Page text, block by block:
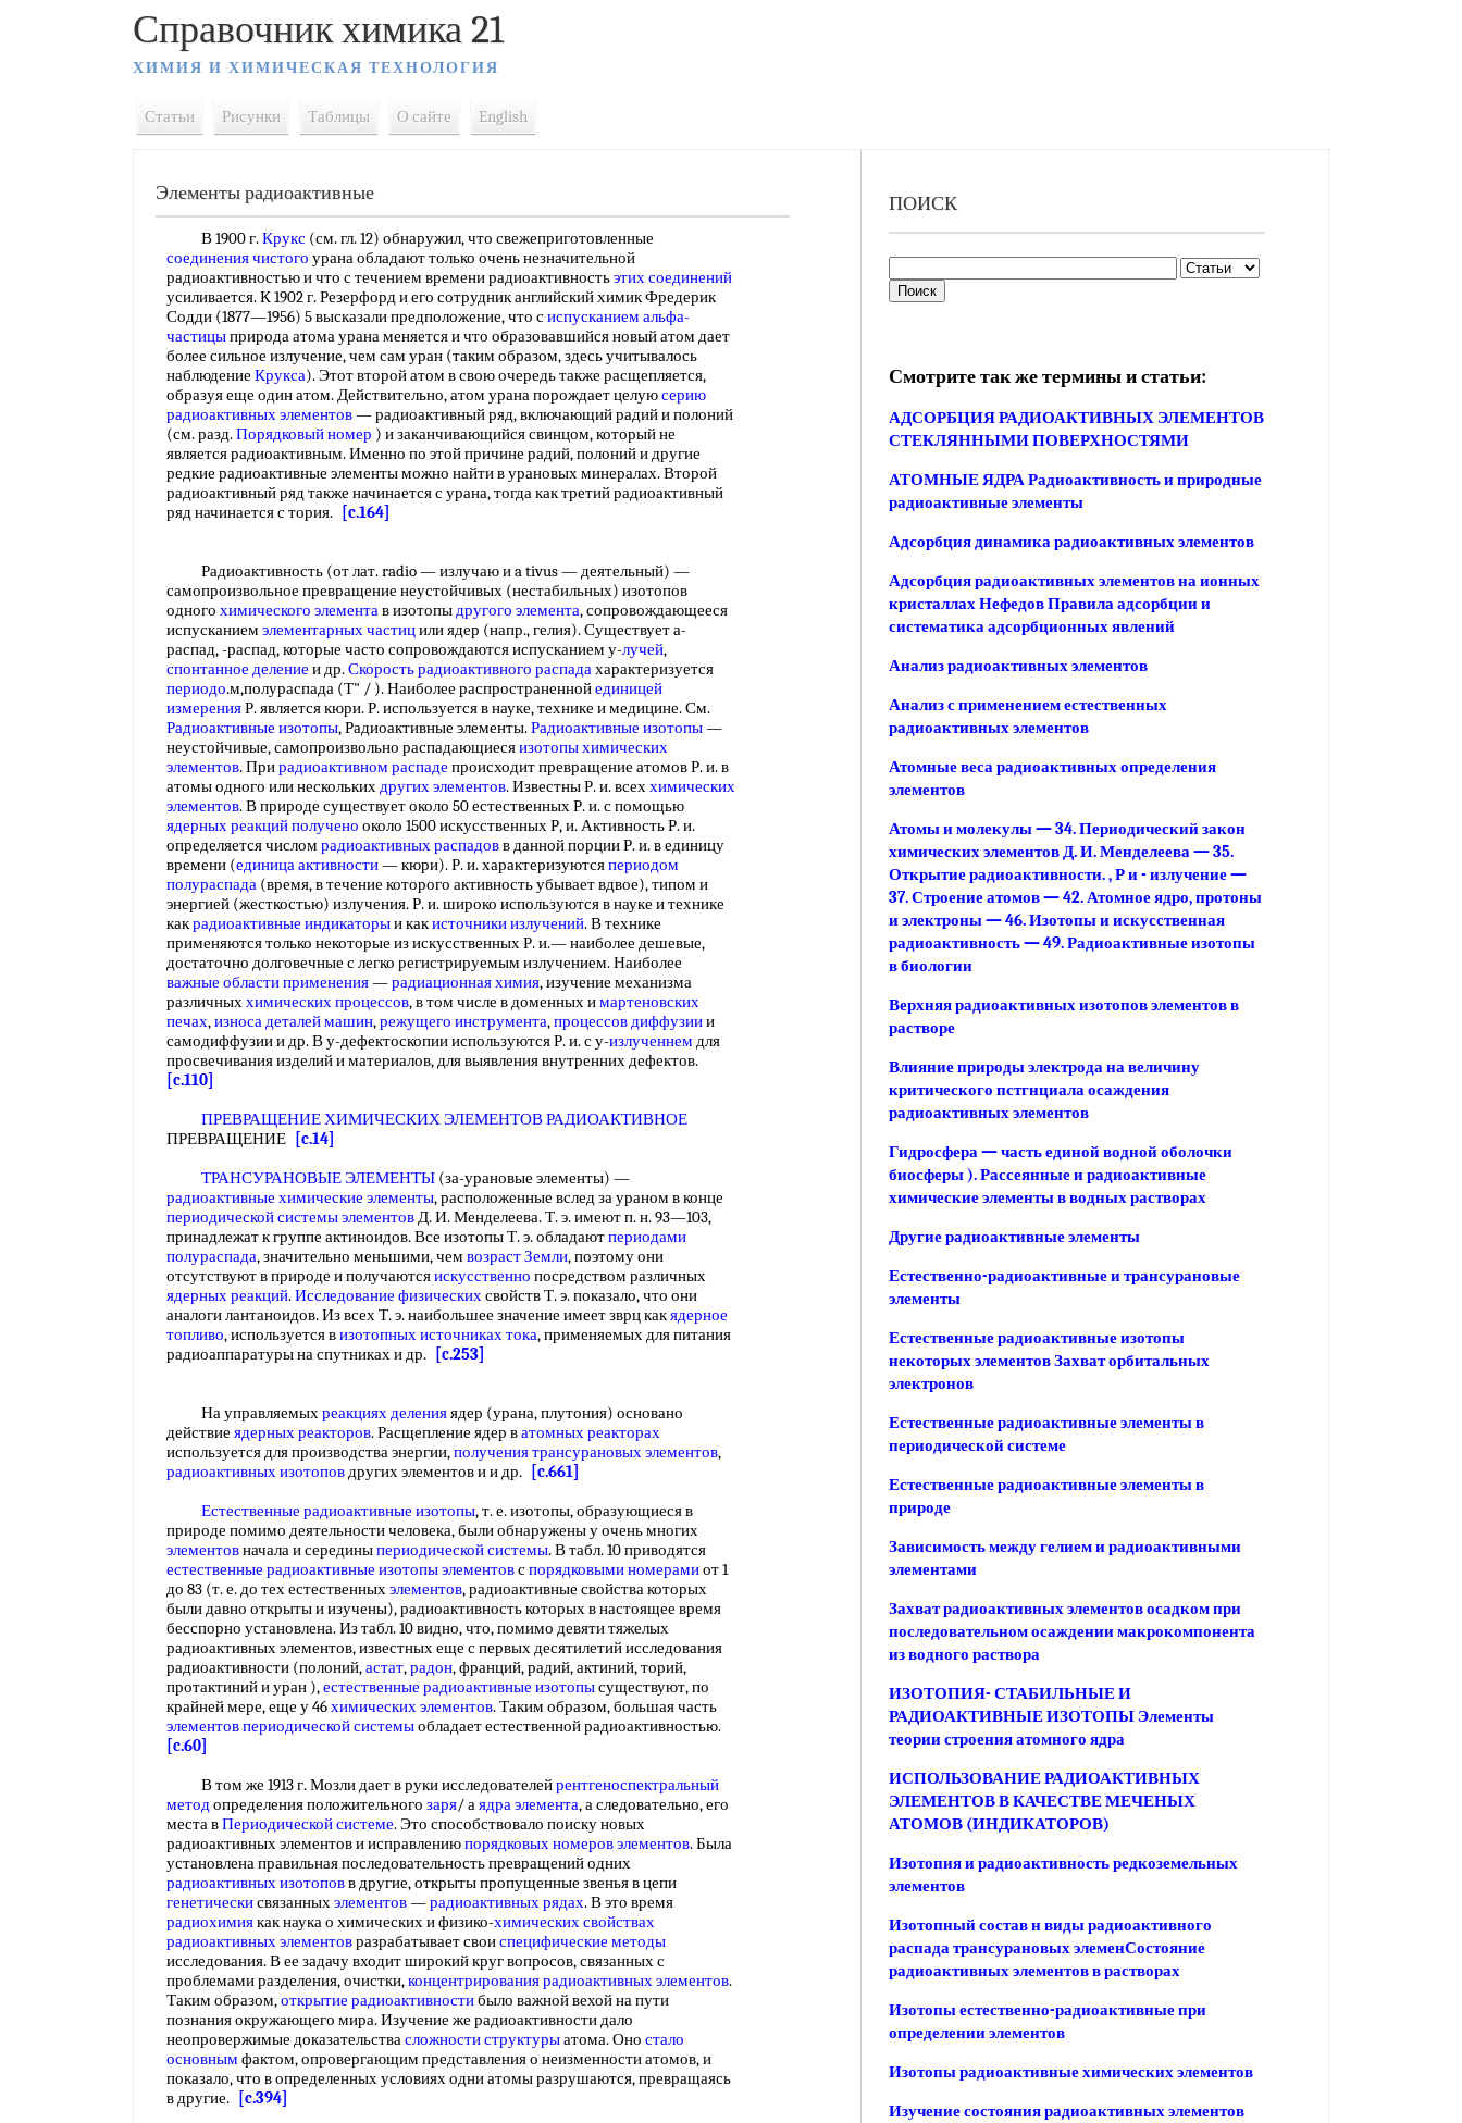
Справочник химика 21
ХИМИЯ И ХИМИЧЕСКАЯ ТЕХНОЛОГИЯ
Статьи Рисунки Таблицы О сайте English
Элементы радиоактивные
В 1900 г.Крукс (см. гл. 12) обнаружил, что свежеприготовленные
соединения чистого урана обладают только очень незначительной
радиоактивностью и что с течением времени радиоактивностьэтих соединений
усиливается. К 1902 г. Резерфорд и его сотрудник английский химик Фредерик
Содди (1877—1956) 5 высказали предположение, что сиспусканием альфа-
частицыприрода атома урана меняется и что образовавшийся новый атом дает
более сильное излучение, чем сам уран (таким образом, здесь учитывалось
наблюдение Крукса). Этот второй атом в свою очередь также расщепляется,
образуя еще один атом. Действительно, атом урана порождает целуюсерию
радиоактивныхэлементов— радиоактивный ряд, включающий радий и полоний
(см. разд.Порядковый номер ) и заканчивающийся свинцом, который не
является радиоактивным. Именно по этой причине радий, полоний и другие
редкие радиоактивные элементы можно найти в урановых минералах. Второй
радиоактивный ряд также начинается с урана, тогда как третий радиоактивный
ряд начинается с тория.
[c.164]
Радиоактивность (от лат. radio — излучаю и a tivus — деятельный) —
самопроизвольное превращение неустойчивых (нестабильных) изотопов
одного химического элементав изотопыдругого элемента, сопровождающееся
испусканием элементарных частицили ядер (напр., гелия). Существует а-
распад, -распад, которые часто сопровождаются испусканием у-лучей,
спонтанное деление и др.Скорость радиоактивного распадахарактеризуется
периодо.м,полураспада (Т" / ). Наиболее распространеннойединицей
измеренияР. является кюри. Р. используется в науке, технике и медицине. См.
Радиоактивные изотопы, Радиоактивные элементы.Радиоактивные изотопы—
неустойчивые, самопроизвольно распадающиесяизотопы химических
элементов. Прирадиоактивном распаде происходит превращение атомов Р. и. в
атомы одного или несколькихдругих элементов. Известны Р. и. всеххимических
элементов. В природе существует около 50 естественных Р. и. с помощью
ядерных реакций получено около 1500 искусственных Р, и. Активность Р. и.
определяется числом радиоактивных распадовв данной порции Р. и. в единицу
времени (единица активности— кюри). Р. и. характеризуютсяпериодом
полураспада (время, в течение которого активность убывает вдвое), типом и
энергией (жесткостью) излучения. Р. и. широко используются в науке и технике
какрадиоактивные индикаторыи какисточники излучений. В технике
применяются только некоторые из искусственных Р. и.— наиболее дешевые,
достаточно долговечные с легко регистрируемым излучением. Наиболее
важные области применения—радиационная химия, изучение механизма
различныххимических процессов, в том числе в доменных имартеновских
печах,износа деталей машин,режущего инструмента,процессов диффузиии
самодиффузии и др. В у-дефектоскопии используются Р. и. с у-излученнем для
просвечивания изделий и материалов, для выявления внутренних дефектов.
[c.110]
ПРЕВРАЩЕНИЕ ХИМИЧЕСКИХ ЭЛЕМЕНТОВ РАДИОАКТИВНОЕ
ПРЕВРАЩЕНИЕ
[c.14]
ТРАНСУРАНОВЫЕ ЭЛЕМЕНТЫ (за-урановые элементы) —
радиоактивные химические элементы, расположенные вслед за ураном в конце
периодической системы элементовД. И. Менделеева. Т. э. имеют п. н. 93—103,
принадлежат к группе актиноидов. Все изотопы Т. э. обладаютпериодами
полураспада, значительно меньшими, чем возраст Земли, поэтому они
отсутствуют в природе и получаютсяискусственно посредством различных
ядерных реакций.Исследование физическихсвойств Т. э. показало, что они
аналоги лантаноидов. Из всех Т. э. наибольшее значение имеет зврц какядерное
топливо, используется визотопных источниках тока, применяемых для питания
радиоаппаратуры на спутниках и др.
[c.253]
На управляемыхреакциях деленияядер (урана, плутония) основано
действие ядерных реакторов. Расщепление ядер ватомных реакторах
используется для производства энергии,получения трансурановых элементов,
радиоактивных изотоповдругих элементов и и др.
[c.661]
Естественные радиоактивные изотопы, т. е. изотопы, образующиеся в
природе помимо деятельности человека, были обнаружены у очень многих
элементовначала и серединыпериодической системы. В табл. 10 приводятся
естественные радиоактивные изотопыэлементовспорядковыми номерамиот 1
до 83 (т. е. до тех естественныхэлементов, радиоактивные свойства которых
были давно открыты и изучены), радиоактивность которых в настоящее время
бесспорно установлена. Из табл. 10 видно, что, помимо девяти тяжелых
радиоактивных элементов, известных еще с первых десятилетий исследования
радиоактивности (полоний,астат,радон, франций, радий, актиний, торий,
протактиний и уран ),естественные радиоактивные изотопысуществуют, по
крайней мере, еще у 46химических элементов. Таким образом, большая часть
элементов периодической системыобладает естественной радиоактивностью.
[c.60]
В том же 1913 г. Мозли дает в руки исследователейрентгеноспектральный
методопределения положительного заря/ аядраэлемента, а следовательно, его
места вПериодической системе. Это способствовало поиску новых
радиоактивных элементов и исправлениюпорядковых номеров элементов. Была
установлена правильная последовательность превращений одних
радиоактивных изотоповв другие, открыты пропущенные звенья в цепи
генетическисвязанныхэлементов—радиоактивных рядах. В это время
радиохимиякак наука о химических и физико-химических свойствах
радиоактивных элементовразрабатывает своиспецифические методы
исследования. В ее задачу входит широкий круг вопросов, связанных с
проблемами разделения, очистки,концентрирования радиоактивных элементов.
Таким образом,открытие радиоактивностибыло важной вехой на пути
познания окружающего мира. Изучение же радиоактивности дало
неопровержимые доказательствасложности структурыатома. Оно стало
основным фактом, опровергающим представления о неизменности атомов, и
показало, что в определенных условиях одни атомы разрушаются, превращаясь
в другие.
[c.394]
ПОИСК
Смотрите так же термины и статьи:
АДСОРБЦИЯ РАДИОАКТИВНЫХ ЭЛЕМЕНТОВ
СТЕКЛЯННЫМИ ПОВЕРХНОСТЯМИ
АТОМНЫЕ ЯДРА Радиоактивность и природные
радиоактивные элементы
Адсорбция динамика радиоактивных элементов
Адсорбция радиоактивных элементов на ионных
кристаллах Нефедов Правила адсорбции и
систематика адсорбционных явлений
Анализ радиоактивных элементов
Анализ с применением естественных
радиоактивных элементов
Атомные веса радиоактивных определения
элементов
Атомы и молекулы — 34. Периодический закон
химических элементов Д. И. Менделеева — 35.
Открытие радиоактивности. , Р и - излучение —
37. Строение атомов — 42. Атомное ядро, протоны
и электроны — 46. Изотопы и искусственная
радиоактивность — 49. Радиоактивные изотопы
в биологии
Верхняя радиоактивных изотопов элементов в
растворе
Влияние природы электрода на величину
критического пстгнциала осаждения
радиоактивных элементов
Гидросфера — часть единой водной оболочки
биосферы ). Рассеянные и радиоактивные
химические элементы в водных растворах
Другие радиоактивные элементы
Естественно-радиоактивные и трансурановые
элементы
Естественные радиоактивные изотопы
некоторых элементов Захват орбитальных
электронов
Естественные радиоактивные элементы в
периодической системе
Естественные радиоактивные элементы в
природе
Зависимость между гелием и радиоактивными
элементами
Захват радиоактивных элементов осадком при
последовательном осаждении макрокомпонента
из водного раствора
ИЗОТОПИЯ- СТАБИЛЬНЫЕ И
РАДИОАКТИВНЫЕ ИЗОТОПЫ Элементы
теории строения атомного ядра
ИСПОЛЬЗОВАНИЕ РАДИОАКТИВНЫХ
ЭЛЕМЕНТОВ В КАЧЕСТВЕ МЕЧЕНЫХ
АТОМОВ (ИНДИКАТОРОВ)
Изотопия и радиоактивность редкоземельных
элементов
Изотопный состав н виды радиоактивного
распада трансурановых элеменСостояние
радиоактивных элементов в растворах
Изотопы естественно-радиоактивные при
определении элементов
Изотопы радиоактивные химических элементов
Изучение состояния радиоактивных элементов